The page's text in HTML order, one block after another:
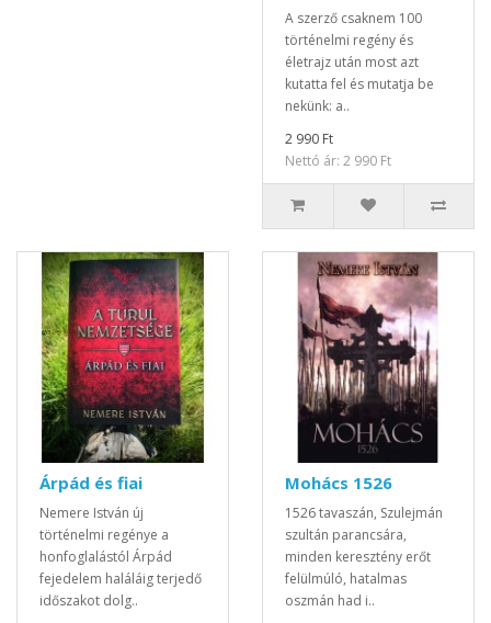
A szerző csaknem 100
történelmi regény és
életrajz után most azt
kutatta fel és mutatja be
nekünk: a..
2 990 Ft
Nettó ár: 2 990 Ft
Árpád és fiai
Nemere István új
történelmi regénye a
honfoglalástól Árpád
fejedelem haláláig terjedő
időszakot dolg..
Mohács 1526
1526 tavaszán, Szulejmán
szultán parancsára,
minden keresztény erőt
felülmúló, hatalmas
oszmán had i..